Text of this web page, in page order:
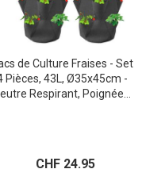
de Culture Fraises - Set
Pièces, 43L, Ø35x45cm -
Respirant, Poignées
CHF 24.95